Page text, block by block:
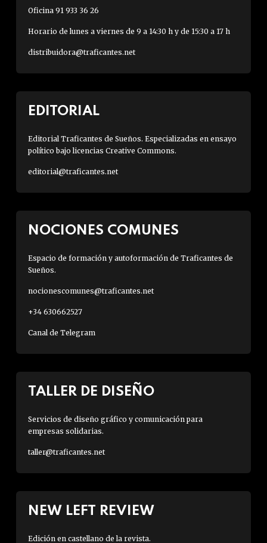
Oficina 91 933 36 26
Horario de lunes a viernes de 9 a 14:30 h y de 15:30 a 17 h
distribuidora@traficantes.net
EDITORIAL
Editorial Traficantes de Sueños. Especializadas en ensayo
político bajo licencias Creative Commons.
editorial@traficantes.net
NOCIONES COMUNES
Espacio de formación y autoformación de Traficantes de
Sueños.
nocionescomunes@traficantes.net
+34 630662527
Canal de Telegram
TALLER DE DISEÑO
Servicios de diseño gráfico y comunicación para
empresas solidarias.
taller@traficantes.net
NEW LEFT REVIEW
Edición en castellano de la revista.